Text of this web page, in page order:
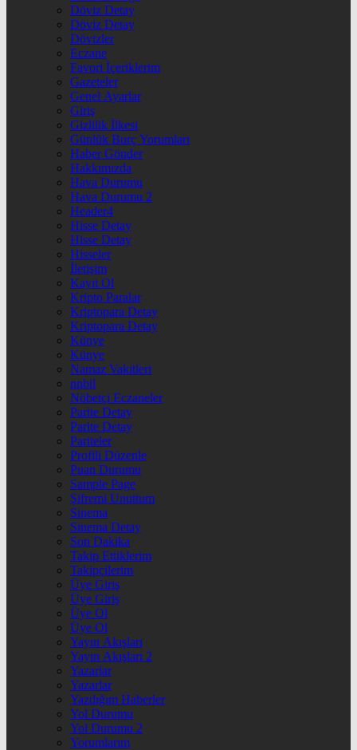
Döviz Detay
Döviz Detay
Dövizler
Eczane
Favori İçeriklerim
Gazeteler
Genel Ayarlar
Giriş
Gizlilik İlkesi
Günlük Burç Yorumları
Haber Gönder
Hakkımızda
Hava Durumu
Hava Durumu 2
Header4
Hisse Detay
Hisse Detay
Hisseler
İletişim
Kayıt Ol
Kripto Paralar
Kriptopara Detay
Kriptopara Detay
Künye
Künye
Namaz Vakitleri
nnbil
Nöbetçi Eczaneler
Parite Detay
Parite Detay
Pariteler
Profili Düzenle
Puan Durumu
Sample Page
Şifremi Unuttum
Sinema
Sinema Detay
Son Dakika
Takip Ettiklerim
Takipçilerim
Üye Giriş
Üye Giriş
Üye Ol
Üye Ol
Yayın Akışları
Yayın Akışları 2
Yazarlar
Yazarlar
Yazdığım Haberler
Yol Durumu
Yol Durumu 2
Yorumlarım